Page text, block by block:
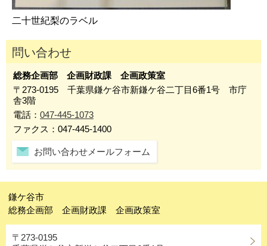
二十世紀梨のラベル
問い合わせ
総務企画部 企画財政課 企画政策室
〒273-0195 千葉県鎌ケ谷市新鎌ケ谷二丁目6番1号 市庁
舎3階
電話： 047-445-1073
ファクス：047-445-1400
お問い合わせメールフォーム
鎌ケ谷市
総務企画部 企画財政課 企画政策室
〒273-0195